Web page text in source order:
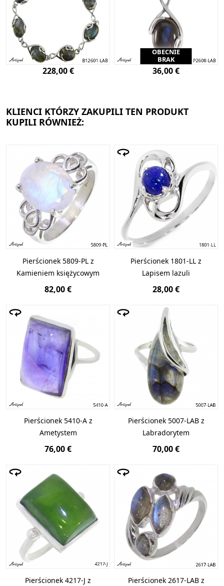
228,00 €
OBECNIE
BRAK
36,00 €
KLIENCI KTÓRZY ZAKUPILI TEN PRODUKT
KUPILI RÓWNIEŻ:
Pierścionek 5809-PL z
Kamieniem księżycowym
82,00 €
Pierścionek 1801-LL z
Lapisem lazuli
28,00 €
Pierścionek 5410-A z
Ametystem
76,00 €
Pierścionek 5007-LAB z
Labradorytem
70,00 €
Pierścionek 4217-J z
Pierścionek 2617-LAB z